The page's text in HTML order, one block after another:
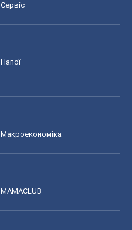
Сервіс
Напої
Макроекономіка
MAMACLUB